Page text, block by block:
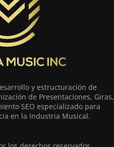
y estructuración de
de Presentaciones, Giras,
SEO especializado para
en la Industria Musical.